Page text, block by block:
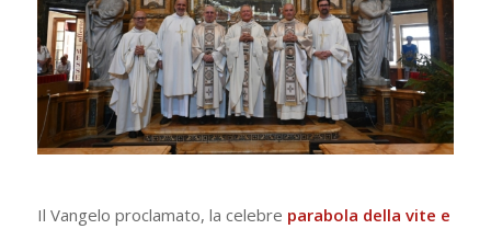
Il Vangelo proclamato, la celebre parabola della vite e